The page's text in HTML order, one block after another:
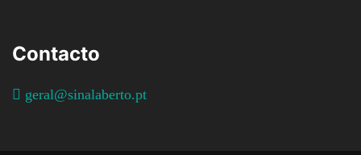
Contacto
geral@sinalaberto.pt